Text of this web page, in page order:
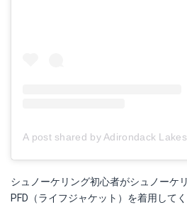
シュノーケリング初心者がシュノーケ
PFD（ライフジャケット）を着用して